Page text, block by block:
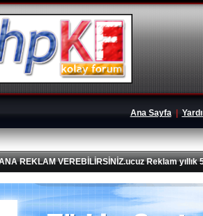
Ana Sayfa|
REKLAM VEREBİLİRSİNİZ.ucuz Reklam yıllık